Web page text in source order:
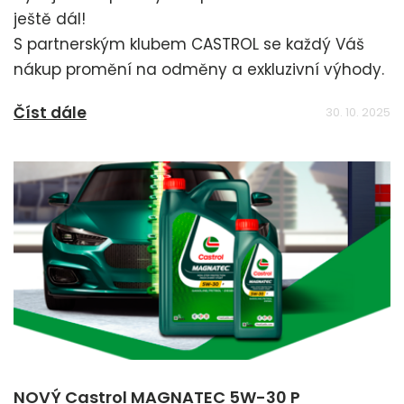
ještě dál!
S partnerským klubem CASTROL se každý Váš
nákup promění na odměny a exkluzivní výhody.
Číst dále
30. 10. 2025
NOVÝ Castrol MAGNATEC 5W-30 P